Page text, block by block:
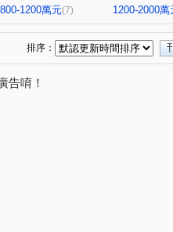
軍福七路(1) 海明街 (1)
龍富
福田南街(1) 精誠路(1) 五常街
800-1200萬元(7) 1200-2000萬
排序：
告唷！